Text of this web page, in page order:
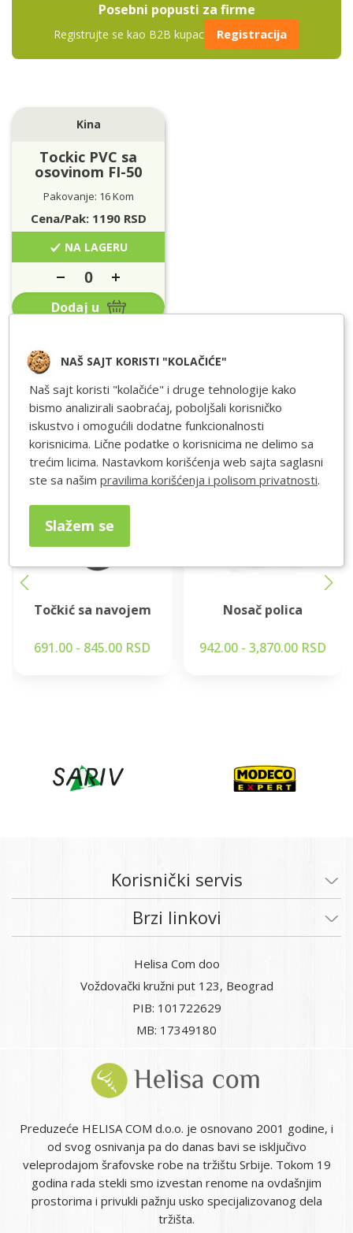
Posebni popusti za firme
Registrujte se kao B2B kupac Registracija
Kina
Tockic PVC sa
osovinom FI-50
Pakovanje: 16 Kom
Cena/Pak: 1190RSD
NA LAGERU
Dodaj u
Slični proizvodi
Točkić sa navojem
691.00 - 845.00 RSD
Nosač polica
942.00 - 3,870.00 RSD
Korisnički servis
Brzi linkovi
Helisa Com doo
Voždovački kružni put 123, Beograd
PIB: 101722629
MB: 17349180
Preduzeće HELISA COM d.o.o. je osnovano 2001 godine, i
od svog osnivanja pa do danas bavi se isključivo
veleprodajom šrafovske robe na tržištu Srbije. Tokom 19
godina rada stekli smo izvestan renome na ovdašnjim
prostorima i privukli pažnju usko specijalizovanog dela
tržišta.
NAŠ SAJT KORISTI "KOLAČIĆE"
Naš sajt koristi "kolačiće" i druge tehnologije kako
bismo analizirali saobraćaj, poboljšali korisničko
iskustvo i omogućili dodatne funkcionalnosti
korisnicima. Lične podatke o korisnicima ne delimo sa
trećim licima. Nastavkom korišćenja web sajta saglasni
ste sa našimpravilima korišćenja i polisom privatnosti.
Slažem se